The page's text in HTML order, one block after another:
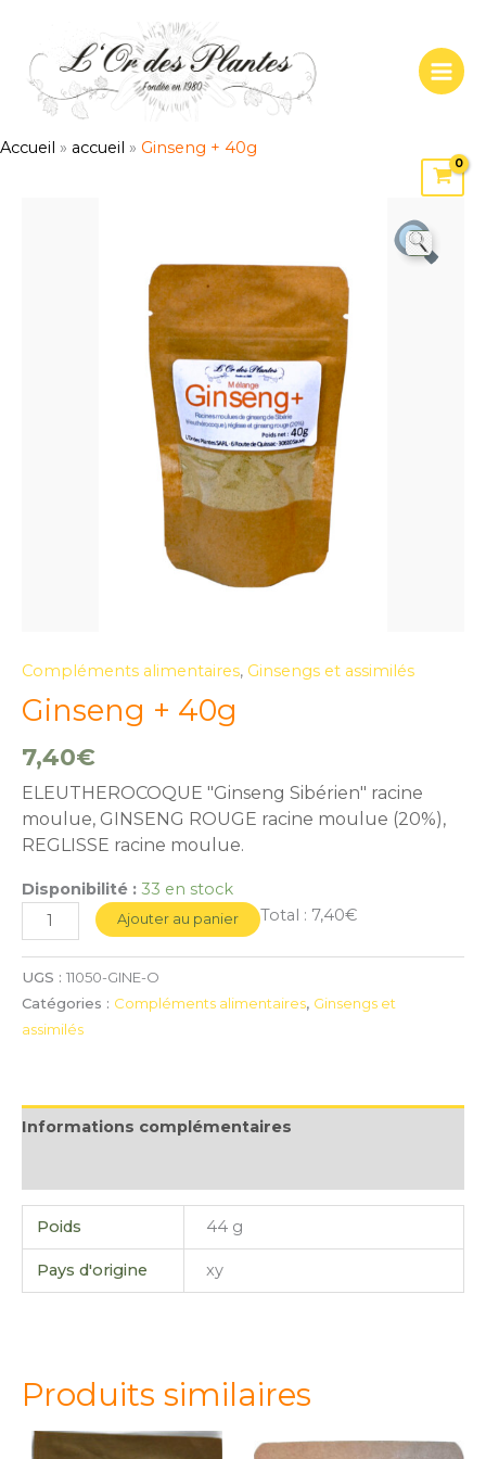
contenu
Accueil » accueil » Ginseng + 40g
Compléments alimentaires, Ginsengs et assimilés
Ginseng + 40g
7,40€
ELEUTHEROCOQUE "Ginseng Sibérien" racine
moulue, GINSENG ROUGE racine moulue (20%),
REGLISSE racine moulue.
Disponibilité : 33 en stock
Ajouter au panier Total : 7,40€
UGS : 11050-GINE-O
Catégories : Compléments alimentaires, Ginsengs et
assimilés
Informations complémentaires
Poids 44 g
Pays d'origine xy
Produits similaires
quantité
quantité
quantité
quantité